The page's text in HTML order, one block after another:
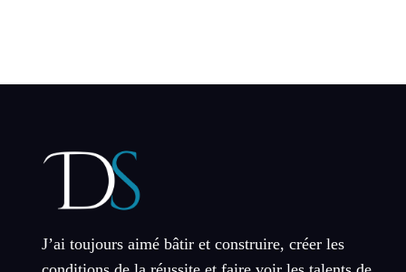
J’ai toujours aimé bâtir et construire, créer les